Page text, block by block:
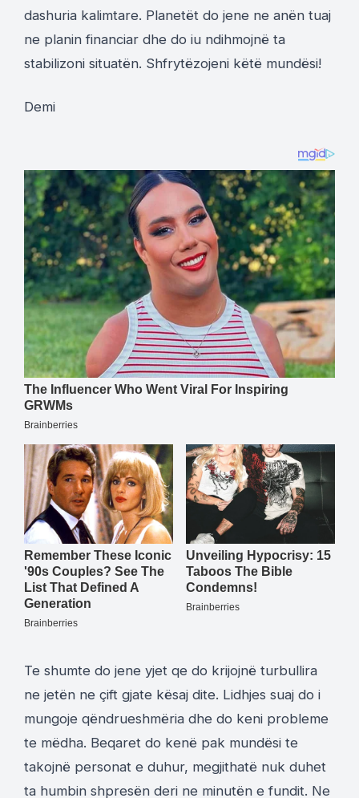
dashuria kalimtare. Planetët do jene ne anën tuaj
ne planin financiar dhe do iu ndihmojnë ta
stabilizoni situatën. Shfrytëzojeni këtë mundësi!
Demi
Te shumte do jene yjet qe do krijojnë turbullira
ne jetën ne çift gjate kësaj dite. Lidhjes suaj do i
mungoje qëndrueshmëria dhe do keni probleme
te mëdha. Beqaret do kenë pak mundësi te
takojnë personat e duhur, megjithatë nuk duhet
ta humbin shpresën deri ne minutën e fundit. Ne